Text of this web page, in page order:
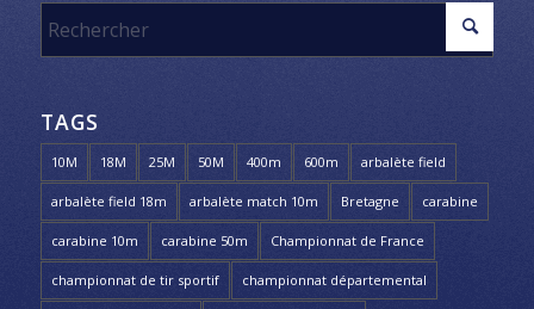
TAGS
10M 18M 25M 50M 400m 600m arbalète field
arbalète field 18m arbalète match 10m Bretagne carabine
carabine 10m carabine 50m Championnat de France
championnat de tir sportif championnat départemental